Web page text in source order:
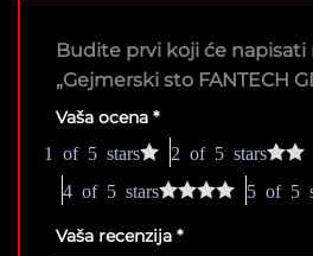
Budite prvi koji će napisati
„Gejmerski sto FANTECH
Vaša ocena *
1 of 5 stars 2 of 5 stars
4 of 5 stars
5 of 5
Vaša recenzija *